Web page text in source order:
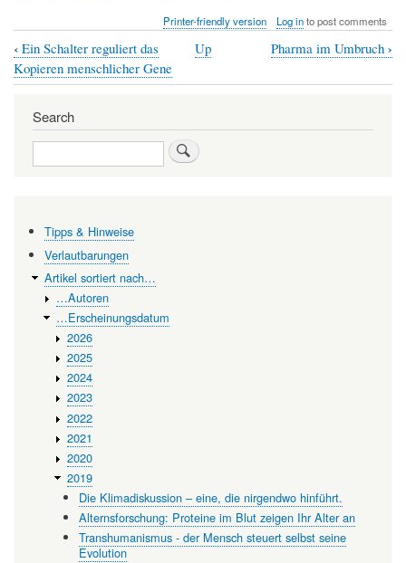
Printer-friendly version Log into post comments
Book
traversal
links
for
Personalisierte
CAR-
Zelltherapie
‹ Ein Schalter reguliert das
Kopieren menschlicher Gene
Up Pharma im Umbruch ›
Search
Search
Tipps & Hinweise
Verlautbarungen
Artikel sortiert nach…
…Autoren
…Erscheinungsdatum
2026
2025
2024
2023
2022
2021
2020
2019
Die Klimadiskussion – eine, die nirgendwo hinführt.
Alternsforschung: Proteine im Blut zeigen Ihr Alter an
Transhumanismus - der Mensch steuert selbst seine
Evolution